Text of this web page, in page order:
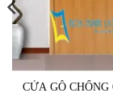
CỬA GỖ CHỐNG